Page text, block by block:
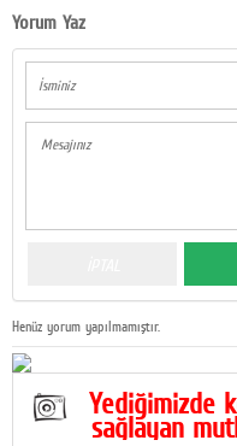
Yorum Yaz
Henüz yorum yapılmamıştır.
Yediğimizde
sağlayan